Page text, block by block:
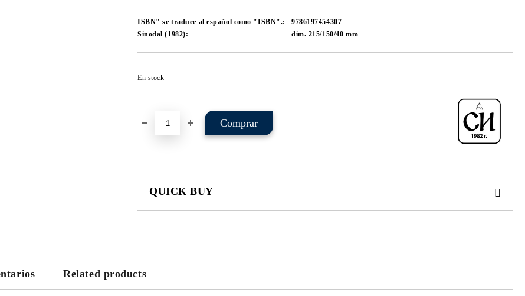
ISBN" se traduce al español como "ISBN".:
9786197454307
Sinodal (1982):
dim. 215/150/40 mm
En stock
QUICK BUY
Related products